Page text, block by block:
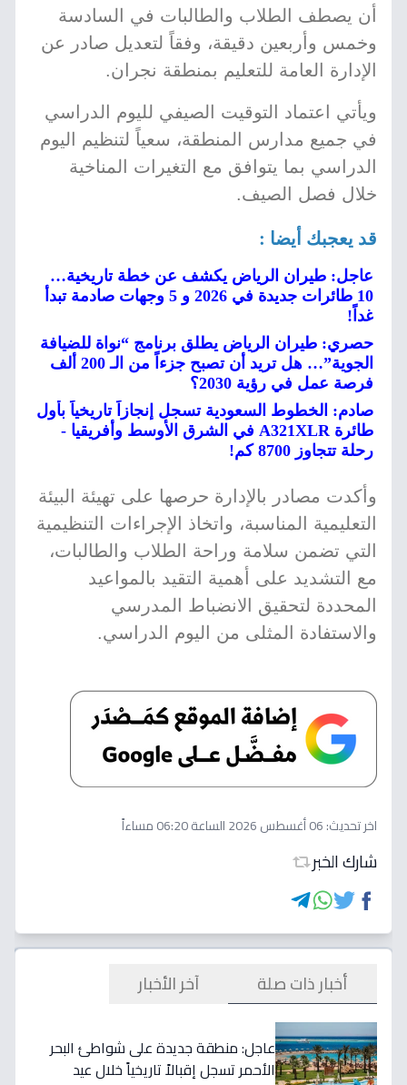
أن يصطف الطلاب والطالبات في السادسة
وخمس وأربعين دقيقة، وفقاً لتعديل صادر عن
الإدارة العامة للتعليم بمنطقة نجران.
ويأتي اعتماد التوقيت الصيفي لليوم الدراسي
في جميع مدارس المنطقة، سعياً لتنظيم اليوم
الدراسي بما يتوافق مع التغيرات المناخية
خلال فصل الصيف.
قد يعجبك أيضا :
عاجل: طيران الرياض يكشف عن خطة تاريخية…
10 طائرات جديدة في 2026 و 5 وجهات صادمة تبدأ
غداً!
حصري: طيران الرياض يطلق برنامج “نواة للضيافة
الجوية”… هل تريد أن تصبح جزءاً من الـ 200 ألف
فرصة عمل في رؤية 2030؟
صادم: الخطوط السعودية تسجل إنجازاً تاريخياً بأول
طائرة A321XLR في الشرق الأوسط وأفريقيا -
رحلة تتجاوز 8700 كم!
وأكدت مصادر بالإدارة حرصها على تهيئة البيئة
التعليمية المناسبة، واتخاذ الإجراءات التنظيمية
التي تضمن سلامة وراحة الطلاب والطالبات،
مع التشديد على أهمية التقيد بالمواعيد
المحددة لتحقيق الانضباط المدرسي
والاستفادة المثلى من اليوم الدراسي.
اخر تحديث:06 أغسطس 2026 الساعة 06:20 مساءاً
شارك الخبر
أخبار ذات صلة آخر الأخبار
عاجل: منطقة جديدة على شواطئ البحر
الأحمر تسجل إقبالاً تاريخياً خلال عيد